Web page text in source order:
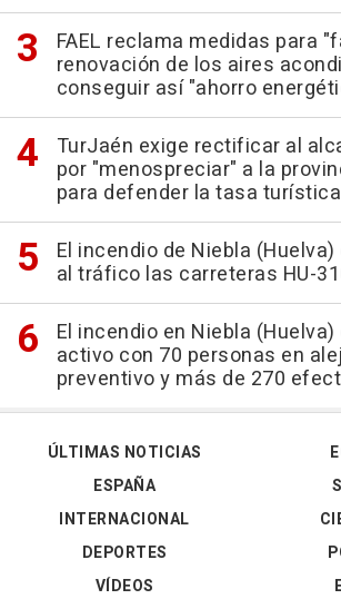
FAEL reclama medidas para
renovación de los aires
conseguir así "ahorro
TurJaén exige rectificar al
por "menospreciar" a la
para defender la tasa turística
El incendio de Niebla
al tráfico las carreteras HU-
El incendio en Niebla
activo con 70 personas en
preventivo y más de 270
ÚLTIMAS NOTICIAS
ESPAÑA
INTERNACIONAL
DEPORTES
VÍDEOS